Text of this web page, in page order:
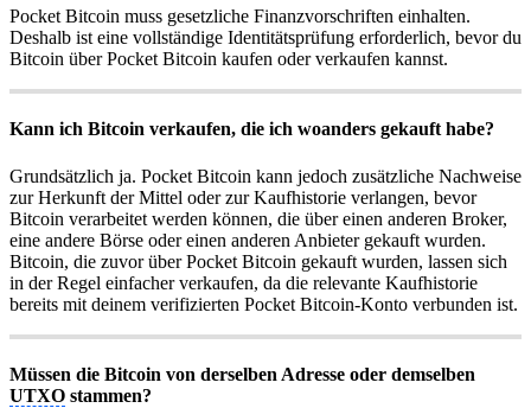
Pocket Bitcoin muss gesetzliche Finanzvorschriften einhalten.
Deshalb ist eine vollständige Identitätsprüfung erforderlich, bevor du
Bitcoin über Pocket Bitcoin kaufen oder verkaufen kannst.
Kann ich Bitcoin verkaufen, die ich woanders gekauft habe?
Grundsätzlich ja. Pocket Bitcoin kann jedoch zusätzliche Nachweise
zur Herkunft der Mittel oder zur Kaufhistorie verlangen, bevor
Bitcoin verarbeitet werden können, die über einen anderen Broker,
eine andere Börse oder einen anderen Anbieter gekauft wurden.
Bitcoin, die zuvor über Pocket Bitcoin gekauft wurden, lassen sich
in der Regel einfacher verkaufen, da die relevante Kaufhistorie
bereits mit deinem verifizierten Pocket Bitcoin-Konto verbunden ist.
Müssen die Bitcoin von derselben Adresse oder demselben
UTXO stammen?